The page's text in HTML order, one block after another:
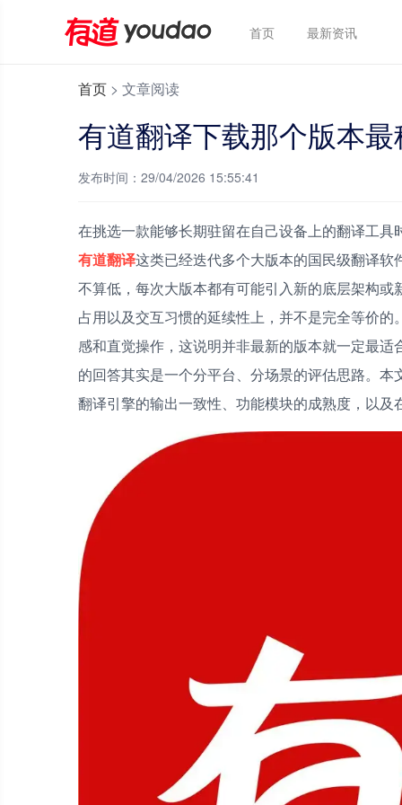
首页 最新资讯
首页 > 文章阅读
有道翻译下载那个版本
发布时间：29/04/2026 15:55:41
在挑选一款能够长期驻留在自己设备上的翻译工具
有道翻译这类已经迭代多个大版本的国民级翻译
不算低，每次大版本都有可能引入新的底层架构
占用以及交互习惯的延续性上，并不是完全等价
感和直觉操作，这说明并非最新的版本就一定最
的回答其实是一个分平台、分场景的评估思路。
翻译引擎的输出一致性、功能模块的成熟度，以